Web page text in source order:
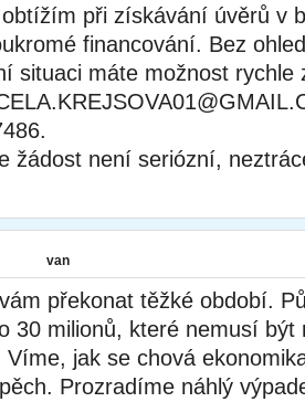
při získávání úvěrů v
financování. Bez
situaci máte možnost
žádost není seriózní,
van
překonat těžké období.
30 milionů, které nemusí být
Víme, jak se chová
Prozradíme náhlý